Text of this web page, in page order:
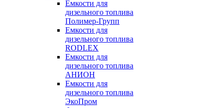
Емкости для
дизельного топлива
Полимер-Групп
Емкости для
дизельного топлива
RODLEX
Емкости для
дизельного топлива
АНИОН
Емкости для
дизельного топлива
ЭкоПром